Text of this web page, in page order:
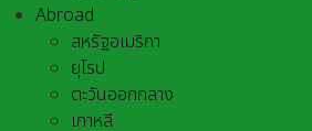
Abroad
สหรัฐอเมริกา
ยุโรป
ตะวันออกกลาง
เกาหลี